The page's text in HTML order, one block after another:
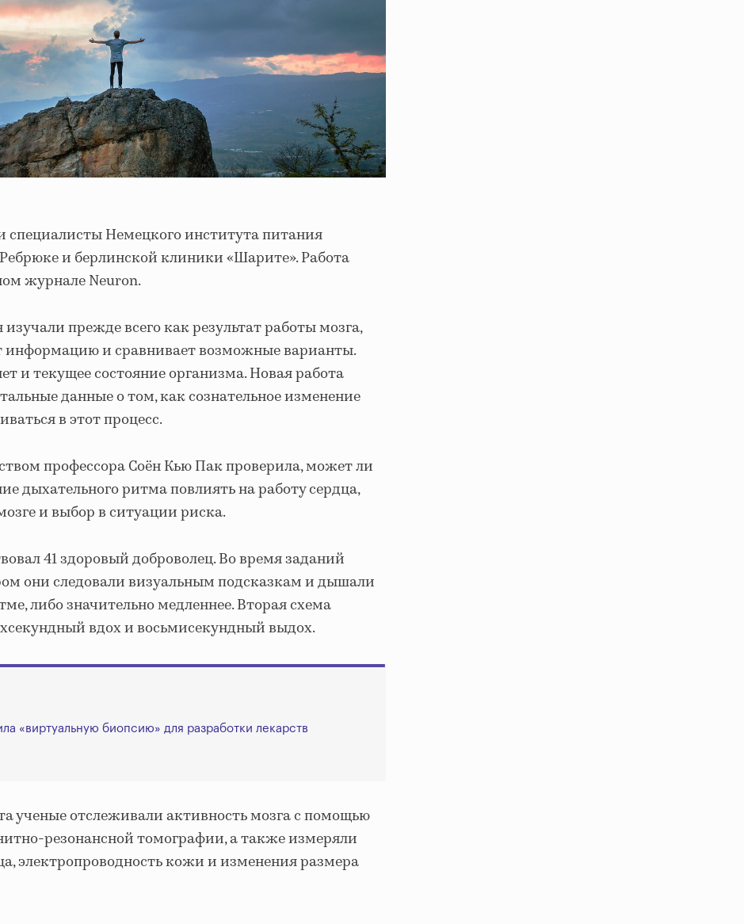
специалисты Немецкого института питания
и берлинской клиники «Шарите». Работа
журнале Neuron.
прежде всего как результат работы мозга,
информацию и сравнивает возможные варианты.
и текущее состояние организма. Новая работа
данные о том, как сознательное изменение
в этот процесс.
профессора Соён Кью Пак проверила, может ли
дыхательного ритма повлиять на работу сердца,
и выбор в ситуации риска.
41 здоровый доброволец. Во время заданий
они следовали визуальным подсказкам и дышали
либо значительно медленнее. Вторая схема
вдох и восьмисекундный выдох.
«виртуальную биопсию» для разработки лекарств
ученые отслеживали активность мозга с помощью
резонансной томографии, а также измеряли
электропроводность кожи и изменения размера